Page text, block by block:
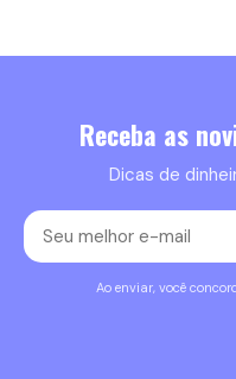
Receba as
Dicas de
Ao enviar, você